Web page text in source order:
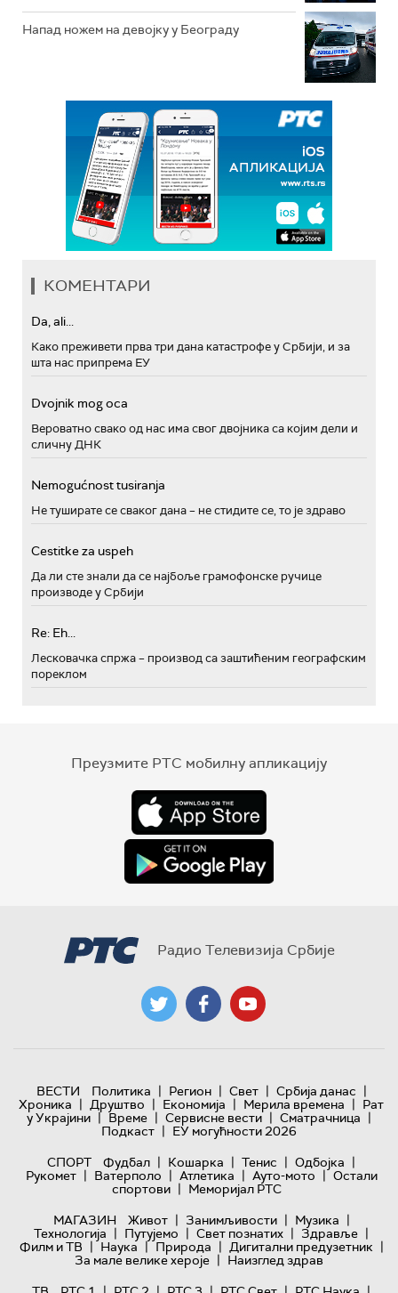
Напад ножем на девојку у Београду
КОМЕНТАРИ
Da, ali...
Како преживети прва три дана катастрофе у Србији, и за
шта нас припрема ЕУ
Dvojnik mog oca
Вероватно свако од нас има свог двојника са којим дели и
сличну ДНК
Nemogućnost tusiranja
Не туширате се сваког дана – не стидите се, то је здраво
Cestitke za uspeh
Да ли сте знали да се најбоље грамофонске ручице
производе у Србији
Re: Eh...
Лесковачка спржа – производ са заштићеним географским
пореклом
Преузмите РТС мобилну апликацију
Радио Телевизија Србије
ВЕСТИ Политика | Регион | Свет | Србија данас |
Хроника | Друштво | Економија | Мерила времена | Рат
у Украјини | Време | Сервисне вести | Сматрачница |
Подкаст | ЕУ могућности 2026
СПОРТ
Фудбал | Кошарка | Тенис | Одбојка |
Рукомет | Ватерполо | Атлетика | Ауто-мото | Остали
спортови | Меморијал РТС
МАГАЗИН
Живот | Занимљивости | Музика |
Технологијa | Путујемо | Свет познатих | Здравље |
Филм и ТВ | Наука | Природа | Дигитални предузетник |
За мале велике хероје | Наизглед здрав